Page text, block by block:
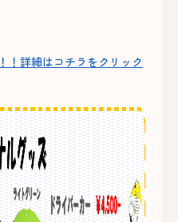
詳細はコチラをクリック